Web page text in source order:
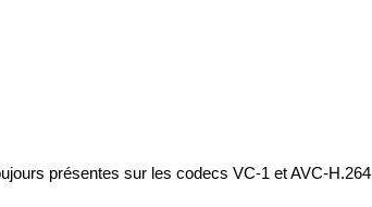
présentes sur les codecs VC-1 et AVC-H.264